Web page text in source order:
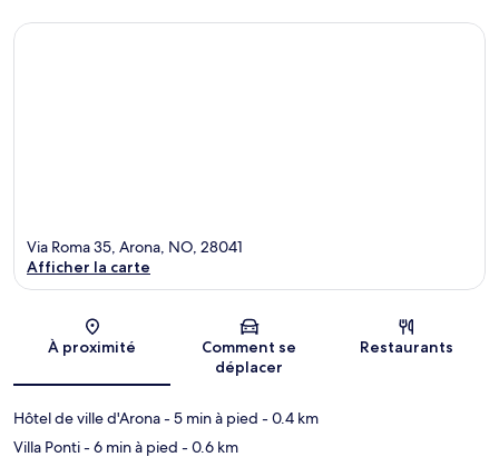
Carte
Via Roma 35, Arona, NO, 28041
Afficher la carte
À proximité
Comment se
déplacer
Restaurants
Hôtel de ville d'Arona- 5 min à pied - 0.4 km
Villa Ponti- 6 min à pied - 0.6 km